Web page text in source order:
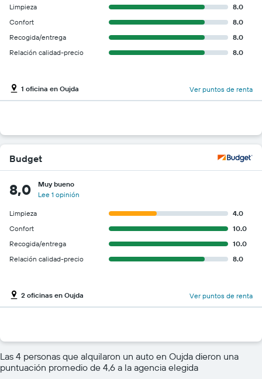
Limpieza
8.0
Confort
8.0
Recogida/entrega
8.0
Relación calidad-precio
8.0
1 oficina en Oujda Ver puntos de renta
Budget
8,0
Muy bueno
Lee 1 opinión
Limpieza
4.0
Confort
10.0
Recogida/entrega
10.0
Relación calidad-precio
8.0
2 oficinas en Oujda Ver puntos de renta
Las 4 personas que alquilaron un auto en Oujda dieron una
puntuación promedio de 4,6 a la agencia elegida